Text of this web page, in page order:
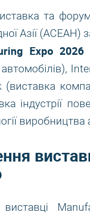
та
Азії
Expo 2026
індустрії
виробництва